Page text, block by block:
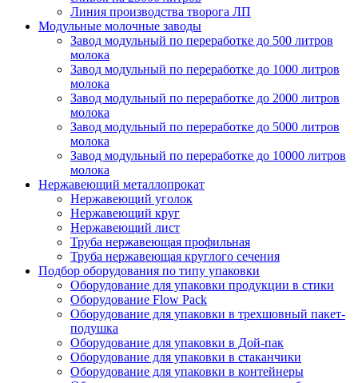
Линия производства творога ЛП
Модульные молочные заводы
Завод модульный по переработке до 500 литров
молока
Завод модульный по переработке до 1000 литров
молока
Завод модульный по переработке до 2000 литров
молока
Завод модульный по переработке до 5000 литров
молока
Завод модульный по переработке до 10000 литров
молока
Нержавеющий металлопрокат
Нержавеющий уголок
Нержавеющий круг
Нержавеющий лист
Труба нержавеющая профильная
Труба нержавеющая круглого сечения
Подбор оборудования по типу упаковки
Оборудование для упаковки продукции в стики
Оборудование Flow Pack
Оборудование для упаковки в трехшовный пакет-
подушка
Оборудование для упаковки в Дой-пак
Оборудование для упаковки в стаканчики
Оборудование для упаковки в контейнеры